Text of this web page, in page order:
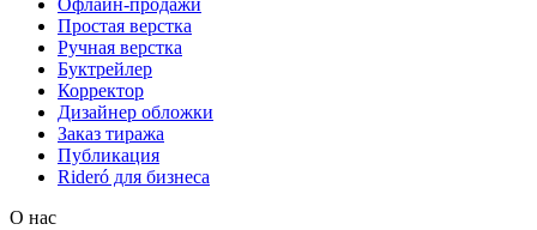
Офлайн-продажи
Простая верстка
Ручная верстка
Буктрейлер
Корректор
Дизайнер обложки
Заказ тиража
Публикация
Rideró для бизнеса
О нас